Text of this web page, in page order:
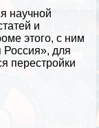
научной
и
этого, с ним
Россия», для
перестройки